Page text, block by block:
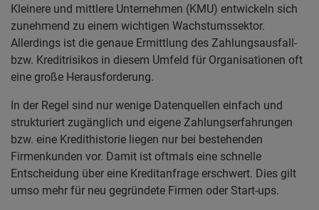
Kleinere und mittlere Unternehmen (KMU) entwickeln sich
zunehmend zu einem wichtigen Wachstumssektor.
Allerdings ist die genaue Ermittlung des Zahlungsausfall-
bzw. Kreditrisikos in diesem Umfeld für Organisationen oft
eine große Herausforderung.
In der Regel sind nur wenige Datenquellen einfach und
strukturiert zugänglich und eigene Zahlungserfahrungen
bzw. eine Kredithistorie liegen nur bei bestehenden
Firmenkunden vor. Damit ist oftmals eine schnelle
Entscheidung über eine Kreditanfrage erschwert. Dies gilt
umso mehr für neu gegründete Firmen oder Start-ups.